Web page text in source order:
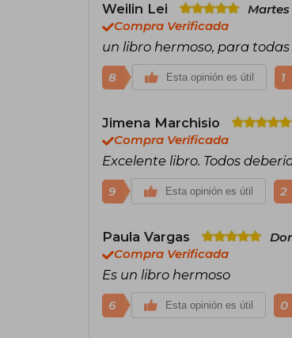
Weilin Lei
Martes
Compra Verificada
un libro hermoso, para
8 Esta opinión es útil 1
Jimena Marchisio
Compra Verificada
Excelente libro. Todos
9 Esta opinión es útil 2
Paula Vargas
Compra Verificada
Es un libro hermoso
6 Esta opinión es útil 0